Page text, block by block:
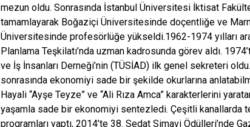
mezun oldu. Sonrasında İstanbul Üniversitesi İktisat
tamamlayarak Boğaziçi Üniversitesinde doçentliğe ve
Üniversitesinde profesörlüğe yükseldi.1962-1974 yılları
Planlama Teşkilatı’nda uzman kadrosunda görev aldı.
ve İş İnsanları Derneği’nin (TÜSİAD) ilk genel sekreteri
sonrasında ekonomiyi sade bir şekilde okurlarına
Hayali “Ayşe Teyze” ve “Ali Rıza Amca” karakterlerini
yaşamla sade bir ekonomiyi sentezledi. Çeşitli kanallarda
programları yaptı, 2014’te 38. Sedat Simavi Ödülleri’nde